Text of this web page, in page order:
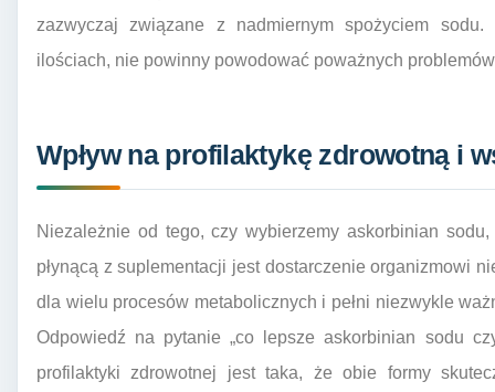
zazwyczaj związane z nadmiernym spożyciem
ilościach, nie powinny powodować poważnych
Wpływ na profilaktykę zdrowotną i
Niezależnie od tego, czy wybierzemy askorbinian
płynącą z suplementacji jest dostarczenie organizmowi
dla wielu procesów metabolicznych i pełni niezwykle
Odpowiedź na pytanie „co lepsze askorbinian sodu
profilaktyki zdrowotnej jest taka, że obie formy